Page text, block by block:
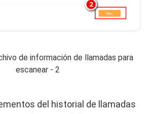
de información de llamadas para
escanear - 2
del historial de llamadas